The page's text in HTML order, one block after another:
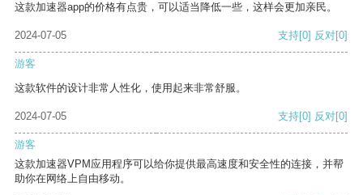
这款加速器app的价格有点贵，可以适当降低一些，这样会更加亲民。
2024-07-05 支持[0] 反对[0]
游客
这款软件的设计非常人性化，使用起来非常舒服。
2024-07-05 支持[0] 反对[0]
游客
这款加速器VPM应用程序可以给你提供最高速度和安全性的连接，并帮
助你在网络上自由移动。